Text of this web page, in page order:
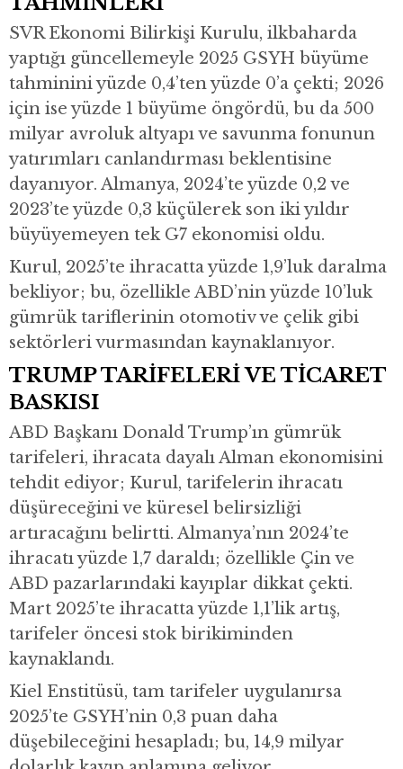
SVR Ekonomi Bilirkişi Kurulu, ilkbaharda
yaptığı güncellemeyle 2025 GSYH büyüme
tahminini yüzde 0,4’ten yüzde 0’a çekti; 2026
için ise yüzde 1 büyüme öngördü, bu da 500
milyar avroluk altyapı ve savunma fonunun
yatırımları canlandırması beklentisine
dayanıyor. Almanya, 2024’te yüzde 0,2 ve
2023’te yüzde 0,3 küçülerek son iki yıldır
büyüyemeyen tek G7 ekonomisi oldu.
Kurul, 2025’te ihracatta yüzde 1,9’luk daralma
bekliyor; bu, özellikle ABD’nin yüzde 10’luk
gümrük tariflerinin otomotiv ve çelik gibi
sektörleri vurmasından kaynaklanıyor.
TRUMP TARİFELERİ VE TİCARET
BASKISI
ABD Başkanı Donald Trump’ın gümrük
tarifeleri, ihracata dayalı Alman ekonomisini
tehdit ediyor; Kurul, tarifelerin ihracatı
düşüreceğini ve küresel belirsizliği
artıracağını belirtti. Almanya’nın 2024’te
ihracatı yüzde 1,7 daraldı; özellikle Çin ve
ABD pazarlarındaki kayıplar dikkat çekti.
Mart 2025’te ihracatta yüzde 1,1’lik artış,
tarifeler öncesi stok birikiminden
kaynaklandı.
Kiel Enstitüsü, tam tarifeler uygulanırsa
2025’te GSYH’nin 0,3 puan daha
düşebileceğini hesapladı; bu, 14,9 milyar